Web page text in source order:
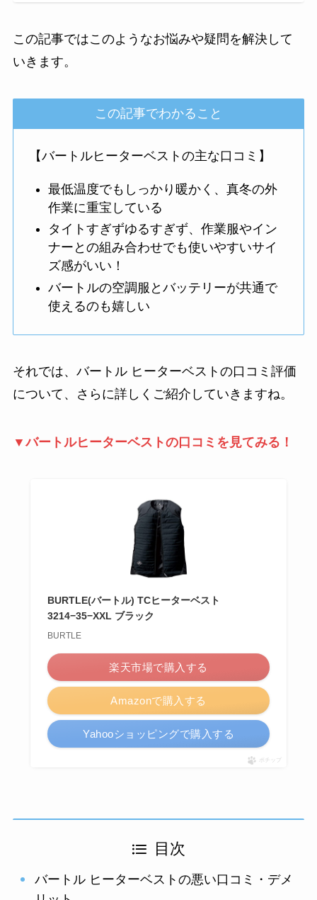
この記事ではこのようなお悩みや疑問を解決して
いきます。
この記事でわかること
【バートルヒーターベストの主な口コミ】
最低温度でもしっかり暖かく、真冬の外
作業に重宝している
タイトすぎずゆるすぎず、作業服やイン
ナーとの組み合わせでも使いやすいサイ
ズ感がいい！
バートルの空調服とバッテリーが共通で
使えるのも嬉しい
それでは、バートル ヒーターベストの口コミ評価
について、さらに詳しくご紹介していきますね。
▼バートルヒーターベストの口コミを見てみる！
BURTLE(バートル) TCヒーターベスト
3214−35−XXL ブラック
BURTLE
Amazonで購入する
楽天市場で購入する
Yahooショッピングで購入する
ポチップ
目次
バートル ヒーターベストの悪い口コミ・デメ